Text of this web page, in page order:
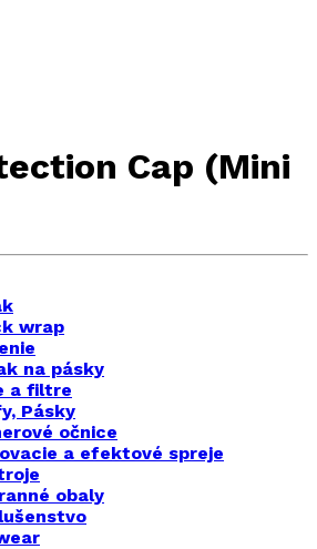
Cap (Mini
wrap
na pásky
a filtre
Pásky
očnice
a efektové spreje
obaly